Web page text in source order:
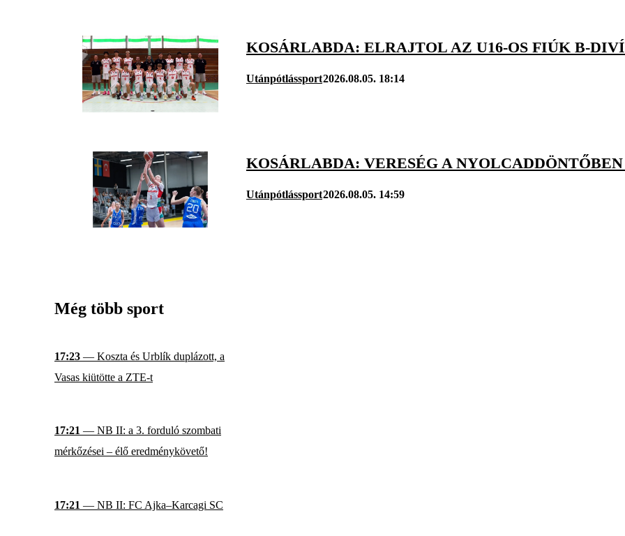
KOSÁRLABDA: ELRAJTOL AZ U16-OS FIÚK B-
Utánpótlássport2026.08.05. 18:14
KOSÁRLABDA: VERESÉG A
Utánpótlássport2026.08.05. 14:59
Még több sport
17:23 — Koszta és Urblík duplázott, a
Vasas kiütötte a ZTE-t
17:21 — NB II: a 3. forduló szombati
mérkőzései – élő eredménykövető!
17:21 — NB II: FC Ajka–Karcagi SC